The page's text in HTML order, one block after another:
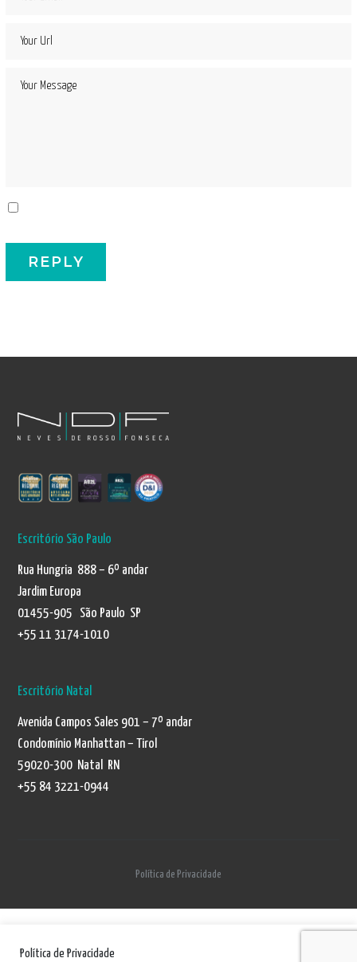
Escritório São Paulo
Rua Hungria 888 – 6º andar
Jardim Europa
01455-905 São Paulo SP
+55 11 3174-1010
Escritório Natal
Avenida Campos Sales 901 – 7º andar
Condomínio Manhattan – Tirol
59020-300 Natal RN
+55 84 3221-0944
Política de Privacidade
Política de Privacidade